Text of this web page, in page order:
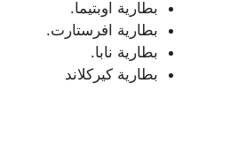
بطارية اوبتيما.
بطارية افرستارت.
بطارية نابا.
بطارية كيركلاند